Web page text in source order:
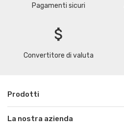
Pagamenti sicuri
attach_money
Convertitore di valuta
Prodotti
La nostra azienda